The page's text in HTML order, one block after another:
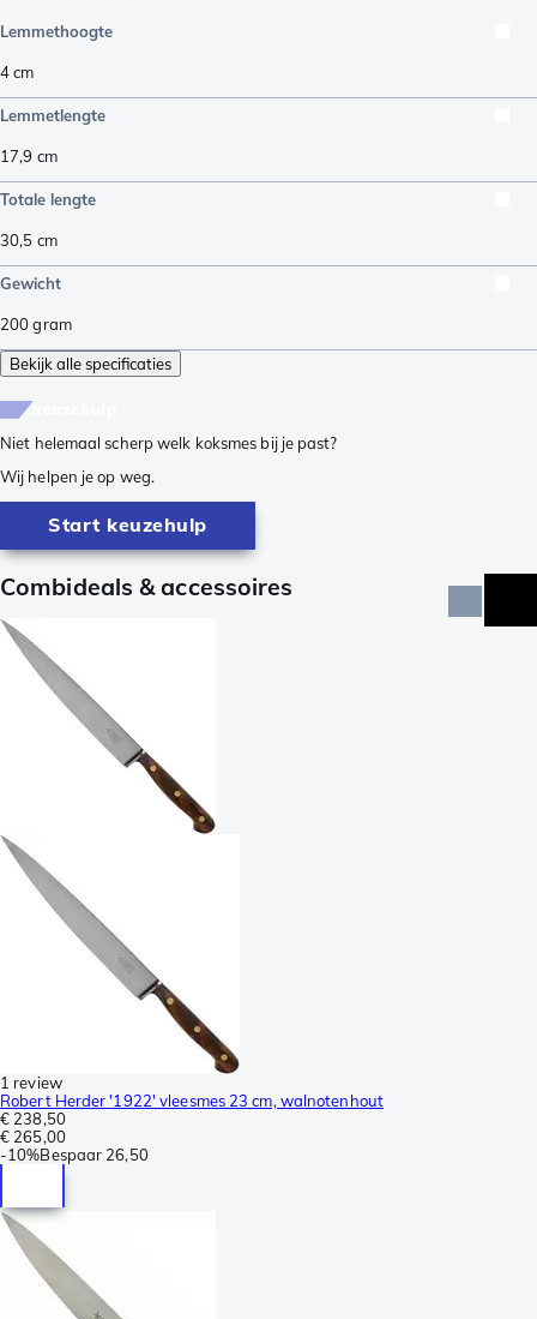
Lemmethoogte
4cm
Lemmetlengte
17,9 cm
Totale lengte
30,5 cm
Gewicht
200gram
Bekijk alle specificaties
Niet helemaal scherp welk koksmes bij je past?
Wij helpen je op weg.
Start keuzehulp
Combideals & accessoires
1 review
Robert Herder '1922' vleesmes 23 cm, walnotenhout
€ 238,50
€ 265,00
-10%Bespaar 26,50